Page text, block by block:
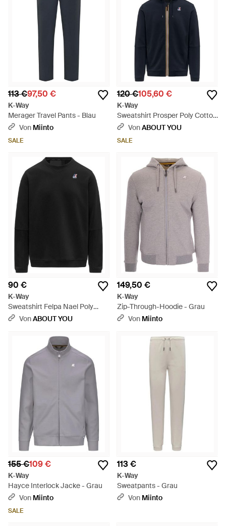
113 €97,50 €
K-Way
Merager Travel Pants - Blau
Von Miinto
SALE
120 €105,60 €
K-Way
Sweatshirt Prosper Poly Cotton
Felpa - Blau
VonABOUT YOU
SALE
90 €
K-Way
Sweatshirt Felpa Nael Poly
Cotton - Schwarz
VonABOUT YOU
149,50 €
K-Way
Zip-Through-Hoodie - Grau
Von Miinto
155 €109 €
K-Way
Hayce Interlock Jacke - Grau
Von Miinto
SALE
113 €
K-Way
Sweatpants - Grau
Von Miinto